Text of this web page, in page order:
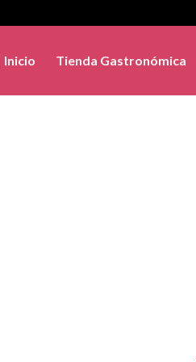
Inicio Tienda Gastronómica